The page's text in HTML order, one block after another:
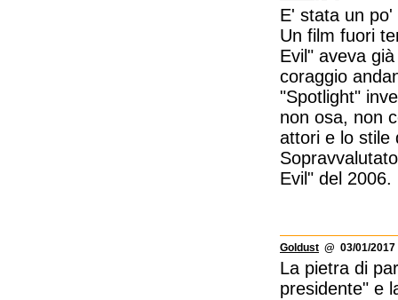
E' stata un po'
Un film fuori
Evil" aveva
coraggio
"Spotlight"
non osa, non
attori e lo stile
Evil" del 2006.
Goldust @ 03/01/
La pietra di
presidente" e